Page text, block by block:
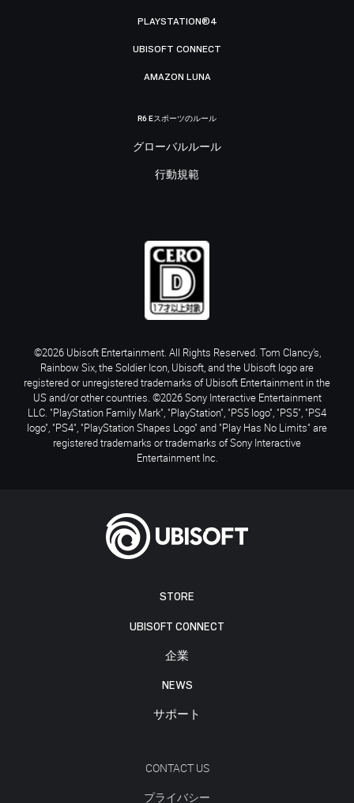
STORE
UBISOFT CONNECT
企業
NEWS
サポート
CONTACT US
プライバシー
PLAYSTATION®4
UBISOFT CONNECT
AMAZON LUNA
R6 Eスポーツのルール
グローバルルール
行動規範
©2026 Ubisoft Entertainment. All Rights Reserved. Tom Clancy’s,
Rainbow Six, the Soldier Icon, Ubisoft, and the Ubisoft logo are
registered or unregistered trademarks of Ubisoft Entertainment in the
US and/or other countries. ©2026 Sony Interactive Entertainment
LLC. "PlayStation Family Mark", "PlayStation", "PS5 logo", "PS5", "PS4
logo", "PS4", "PlayStation Shapes Logo" and "Play Has No Limits" are
registered trademarks or trademarks of Sony Interactive
Entertainment Inc.